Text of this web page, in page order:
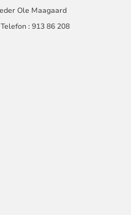
Ole Maagaard
Telefon : 913 86 208